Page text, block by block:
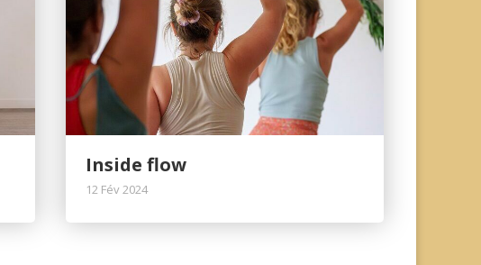
Inside flow
12 Fév 2024